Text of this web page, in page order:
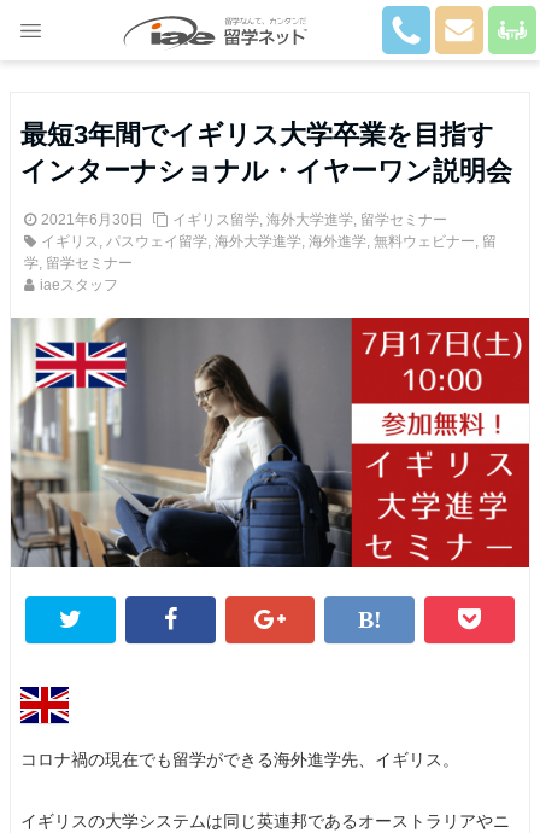
最短3年間でイギリス大学卒業を目指す
インターナショナル・イヤーワン説明会
2021年6月30日 イギリス留学, 海外大学進学, 留学セミナー
イギリス, パスウェイ留学, 海外大学進学, 海外進学, 無料ウェビナー, 留
学, 留学セミナー
iaeスタッフ
コロナ禍の現在でも留学ができる海外進学先、イギリス。
イギリスの大学システムは同じ英連邦であるオーストラリアやニ